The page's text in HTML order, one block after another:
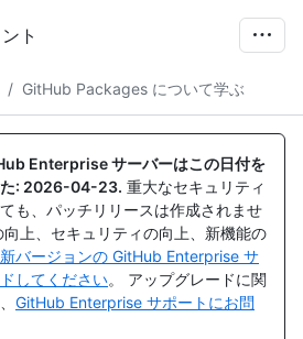
ト
/ GitHub Packages について学ぶ
Enterprise サーバーはこの日付を
: 2026-04-23. 重大なセキュリティ
も、パッチリリースは作成されませ
上、セキュリティの向上、新機能の
バージョンの GitHub Enterprise サ
してください。 アップグレードに関
GitHub Enterprise サポートにお問